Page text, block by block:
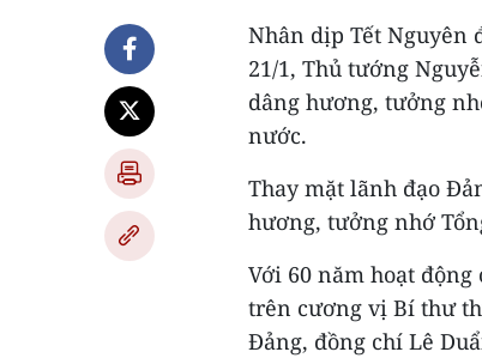
Nhân dịp Tết Nguyên
21/1, Thủ tướng
dâng hương, tưởng
nước.
Thay mặt lãnh đạo
hương, tưởng nhớ
Với 60 năm hoạt
trên cương vị Bí thư
Đảng, đồng chí Lê